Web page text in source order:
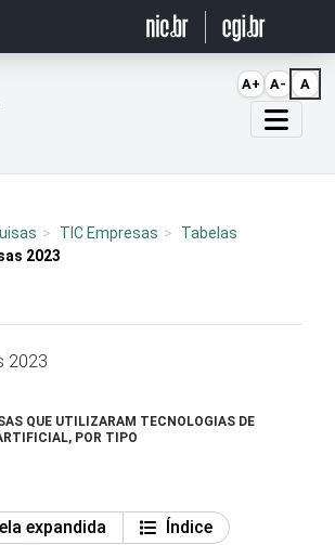
TIC Empresas
Tabelas
2023
2023
QUE UTILIZARAM TECNOLOGIAS DE
POR TIPO
expandida
Índice
A+ A- A